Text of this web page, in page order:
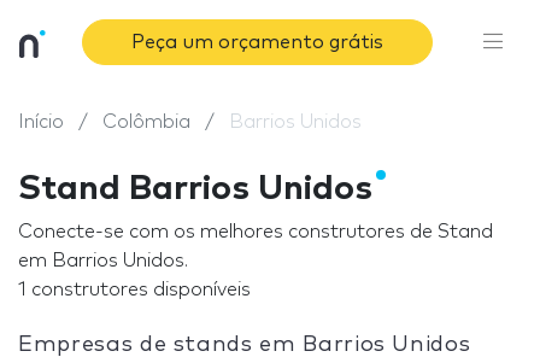
Peça um orçamento grátis
Início Colômbia Barrios Unidos
Stand Barrios Unidos
Conecte-se com os melhores construtores de Stand
em Barrios Unidos.
1 construtores disponíveis
Empresas de stands em Barrios Unidos